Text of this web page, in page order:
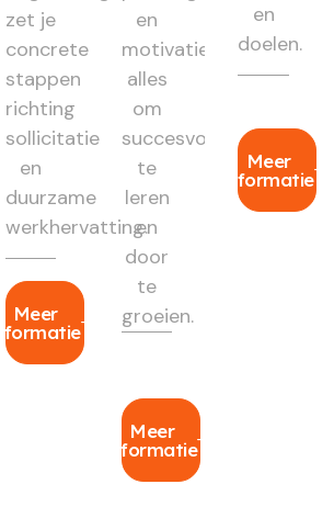
zet je
concrete
stappen
richting
sollicitatie
en
duurzame
werkhervatting.
Meer
informatie
en
motivatie:
alles
om
succesvol
te
leren
en
door
te
groeien.
Meer
informatie
en
doelen.
Meer
informatie